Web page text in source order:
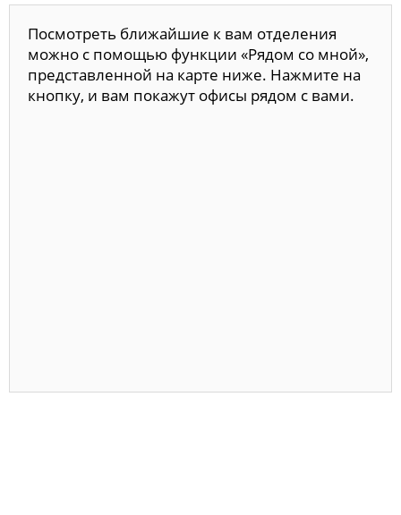
Посмотреть ближайшие к вам отделения
можно с помощью функции «Рядом со мной»,
представленной на карте ниже. Нажмите на
кнопку, и вам покажут офисы рядом с вами.